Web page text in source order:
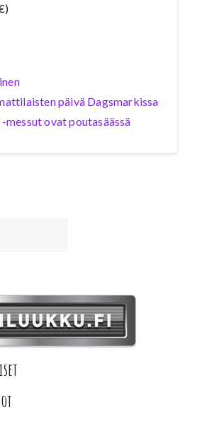
päivä Dagsmarkissa
messut ovat poutasäässä